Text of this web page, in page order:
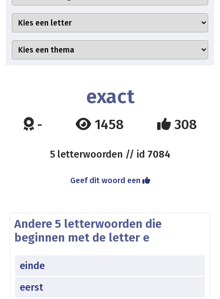
exact
- 1458 308
5 letterwoorden // id 7084
Geef dit woord een
Andere 5 letterwoorden die
beginnen met de letter e
einde
eerst